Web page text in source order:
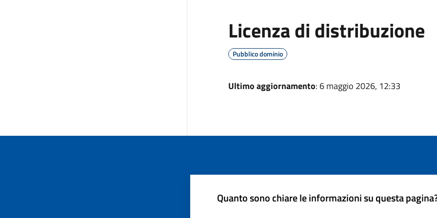
Licenza di distribuzione
Pubblico dominio
Ultimo aggiornamento: 6 maggio 2026, 12:33
Quanto sono chiare le informazioni su questa